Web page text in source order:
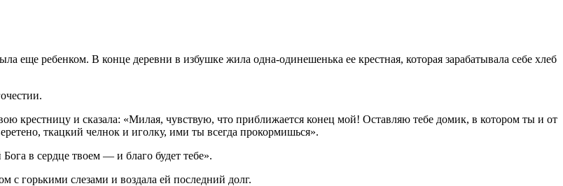
еще ребенком. В конце деревни в избушке жила одна-одинешенька ее крестная, которая зарабатывала себе хлеб
крестницу и сказала: «Милая, чувствую, что приближается конец мой! Оставляю тебе домик, в котором ты и от
ткацкий челнок и иголку, ими ты всегда прокормишься».
в сердце твоем — и благо будет тебе».
с горькими слезами и воздала ей последний долг.